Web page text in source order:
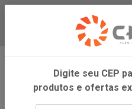
Digite seu CEP
produtos e ofertas